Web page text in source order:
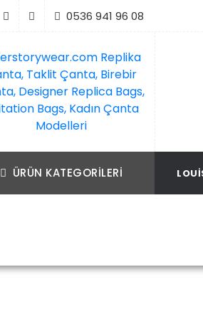
0536 941 96 08
İmitation Bags, Kadın Çanta Modelleri
ÜRÜN KATEGORILERI